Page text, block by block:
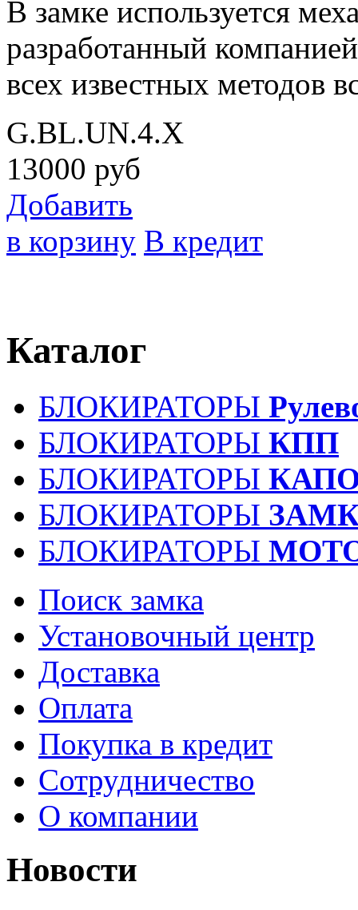
В замке используется
разработанный
всех известных методов
G.BL.UN.4.X
13000 руб
Добавить
в корзину В кредит
Каталог
БЛОКИРАТОРЫ
БЛОКИРАТОРЫ КПП
БЛОКИРАТОРЫ
БЛОКИРАТОРЫ
БЛОКИРАТОРЫ
Поиск замка
Установочный центр
Доставка
Оплата
Покупка в кредит
Сотрудничество
О компании
Новости